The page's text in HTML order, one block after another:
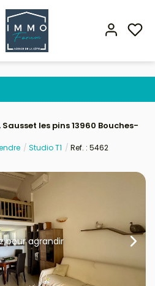
les pins 13960 Bouches-
Studio T1 Ref. : 5462
pour agrandir